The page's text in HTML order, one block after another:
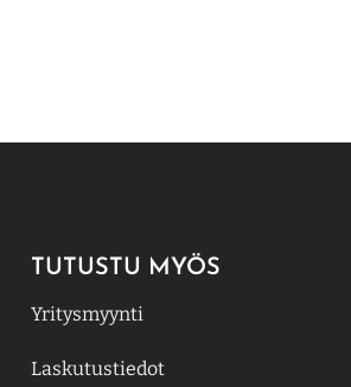
TUTUSTU MYÖS
Yritysmyynti
Laskutustiedot